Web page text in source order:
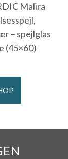
Malira
– spejlglas
(45×60)